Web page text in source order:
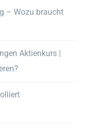
– Wozu braucht
Aktienkurs |